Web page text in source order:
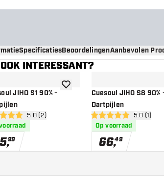
SpecificatiesBeoordelingenAanbevolen
INTERESSANT?
JIHO S1 90% -
open reviews drawer
sterren5.0 (2)
,99
toevoegen aan verlanglijst
Cuesoul JIHO S8 90%
Dartpijlen
open
5 score sterren5.0 (1)
Op voorraad
66,49